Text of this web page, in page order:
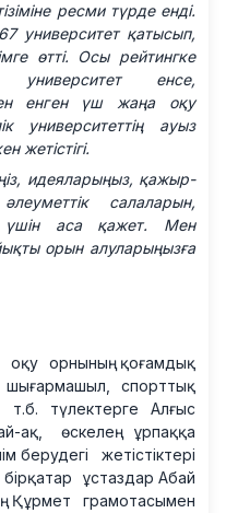
ресми түрде енді.
университет қатысып,
өтті. Осы рейтингке
енсе,
енген үш жаңа оқу
университеттің ауыз
жетістігі.
идеяларыңыз, қажыр-
салаларын,
үшін аса қажет. Мен
орын алуларыңызға
орнының қоғамдық
шығармашыл, спорттық
т.б. түлектерге Алғыс
ақ, өскелең ұрпаққа
берудегі жетістіктері
бірқатар ұстаздар Абай
Құрмет грамотасымен